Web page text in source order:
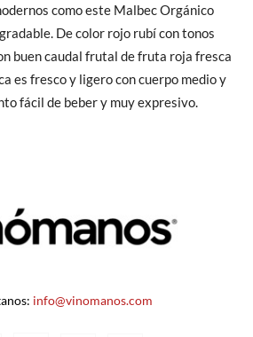
como este Malbec Orgánico
De color rojo rubí con tonos
buen caudal frutal de fruta roja fresca
es fresco y ligero con cuerpo medio y
fácil de beber y muy expresivo.
info@vinomanos.com